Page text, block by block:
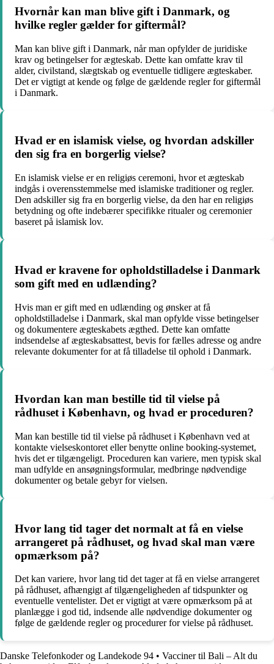
Hvornår kan man blive gift i Danmark, og
hvilke regler gælder for giftermål?
Man kan blive gift i Danmark, når man opfylder de juridiske
krav og betingelser for ægteskab. Dette kan omfatte krav til
alder, civilstand, slægtskab og eventuelle tidligere ægteskaber.
Det er vigtigt at kende og følge de gældende regler for giftermål
i Danmark.
Hvad er en islamisk vielse, og hvordan adskiller
den sig fra en borgerlig vielse?
En islamisk vielse er en religiøs ceremoni, hvor et ægteskab
indgås i overensstemmelse med islamiske traditioner og regler.
Den adskiller sig fra en borgerlig vielse, da den har en religiøs
betydning og ofte indebærer specifikke ritualer og ceremonier
baseret på islamisk lov.
Hvad er kravene for opholdstilladelse i Danmark
som gift med en udlænding?
Hvis man er gift med en udlænding og ønsker at få
opholdstilladelse i Danmark, skal man opfylde visse betingelser
og dokumentere ægteskabets ægthed. Dette kan omfatte
indsendelse af ægteskabsattest, bevis for fælles adresse og andre
relevante dokumenter for at få tilladelse til ophold i Danmark.
Hvordan kan man bestille tid til vielse på
rådhuset i København, og hvad er proceduren?
Man kan bestille tid til vielse på rådhuset i København ved at
kontakte vielseskontoret eller benytte online booking-systemet,
hvis det er tilgængeligt. Proceduren kan variere, men typisk skal
man udfylde en ansøgningsformular, medbringe nødvendige
dokumenter og betale gebyr for vielsen.
Hvor lang tid tager det normalt at få en vielse
arrangeret på rådhuset, og hvad skal man være
opmærksom på?
Det kan variere, hvor lang tid det tager at få en vielse arrangeret
på rådhuset, afhængigt af tilgængeligheden af tidspunkter og
eventuelle ventelister. Det er vigtigt at være opmærksom på at
planlægge i god tid, indsende alle nødvendige dokumenter og
følge de gældende regler og procedurer for vielse på rådhuset.
Danske Telefonkoder og Landekode 94 • Vacciner til Bali – Alt du